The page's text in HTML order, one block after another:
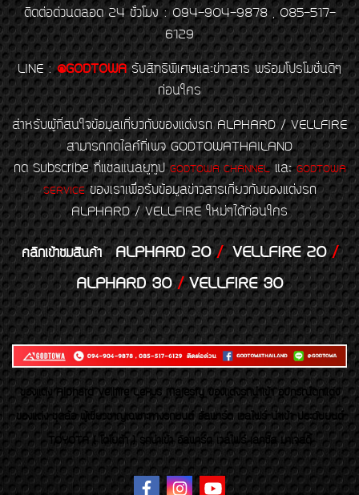
ติดต่อด่วนตลอด 24 ชั่วโมง : 094-904-9878 , 085-517-
6129
LINE : @GODTOWA รับสิทธิพิเศษและข่าวสาร พร้อมโปรโมชั่นดีๆ
ก่อนใคร
สำหรับผู้ที่สนใจข้อมูลเกี่ยวกับของแต่งรถ ALPHARD / VELLFIRE
สามารถกดไลค์ที่เพจ GODTOWATHAILAND
กด Subscribe ที่แชลแนลยูทูป GODTOWA CHANNELและGODTOWA
SERVICEของเราเพื่อรับข้อมูลข่าวสารเกี่ยวกับของแต่งรถ
ALPHARD / VELLFIRE ใหม่ๆได้ก่อนใคร
คลิกเข้าชมสินค้า ALPHARD 20/VELLFIRE 20/
ALPHARD 30/VELLFIRE 30
ของเเต่ง Alphard Vellfire Lexus Majesty ของเเต่งรถนำเข้า อุปกรณ์ตกแต่ง
ของแต่ง ชุดล้อ ผู้เชี่ยวชาญเฉพาะทางรถยนต์ อัลพาร์ด เวลไฟร์ นำเข้า ประดับยนต์
TOYOTA ( โตโยต้า ) รถนำเข้า อัลพาร์ด เวลไฟร์ เลกซัส มาเจสตี้